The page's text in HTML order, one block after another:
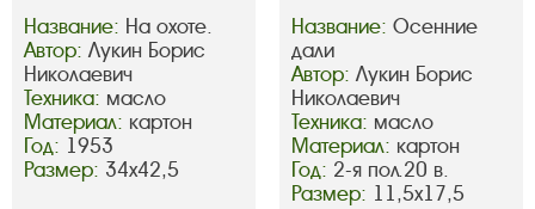
Название: На охоте.
Автор: Лукин Борис
Николаевич
Техника: масло
Материал: картон
Год: 1953
Размер: 34х42,5
Название: Осенние
дали
Автор: Лукин Борис
Николаевич
Техника: масло
Материал: картон
Год: 2-я пол.20 в.
Размер: 11,5х17,5